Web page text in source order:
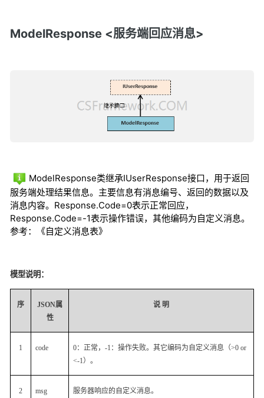
ModelResponse <服务端回应消息>
ModelResponse类继承IUserResponse接口，用于返回
服务端处理结果信息。主要信息有消息编号、返回的数据以及
消息内容。Response.Code=0表示正常回应，
Response.Code=-1表示操作错误，其他编码为自定义消息。
参考：《自定义消息表》
模型说明：
序 JSON属
性
说 明
1 code 0：正常，-1 ：操作失败。其它编码为自定义消息（>0 or
<-1）。
2 msg 服务器响应的自定义消息。